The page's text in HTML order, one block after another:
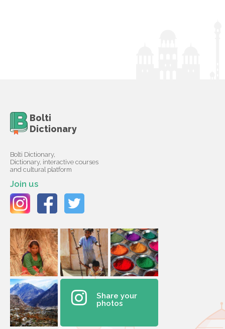
Bolti
Dictionary
Bolti Dictionary,
Dictionary, interactive courses
and cultural platform
Join us
Share your
photos